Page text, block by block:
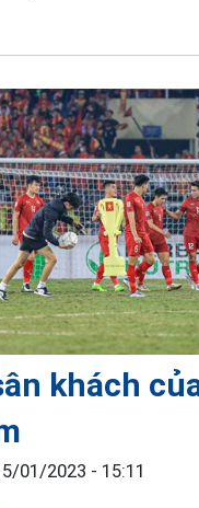
khách
01/2023 - 15:11